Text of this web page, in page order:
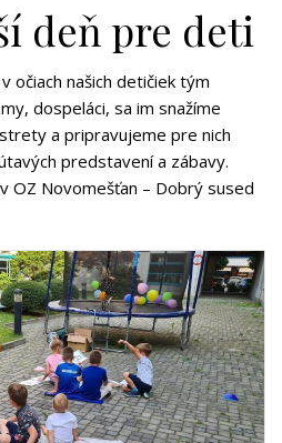
deň pre deti
očiach našich detičiek tým
dospeláci, sa im snažíme
a pripravujeme pre nich
predstavení a zábavy.
OZ Novomešťan – Dobrý sused